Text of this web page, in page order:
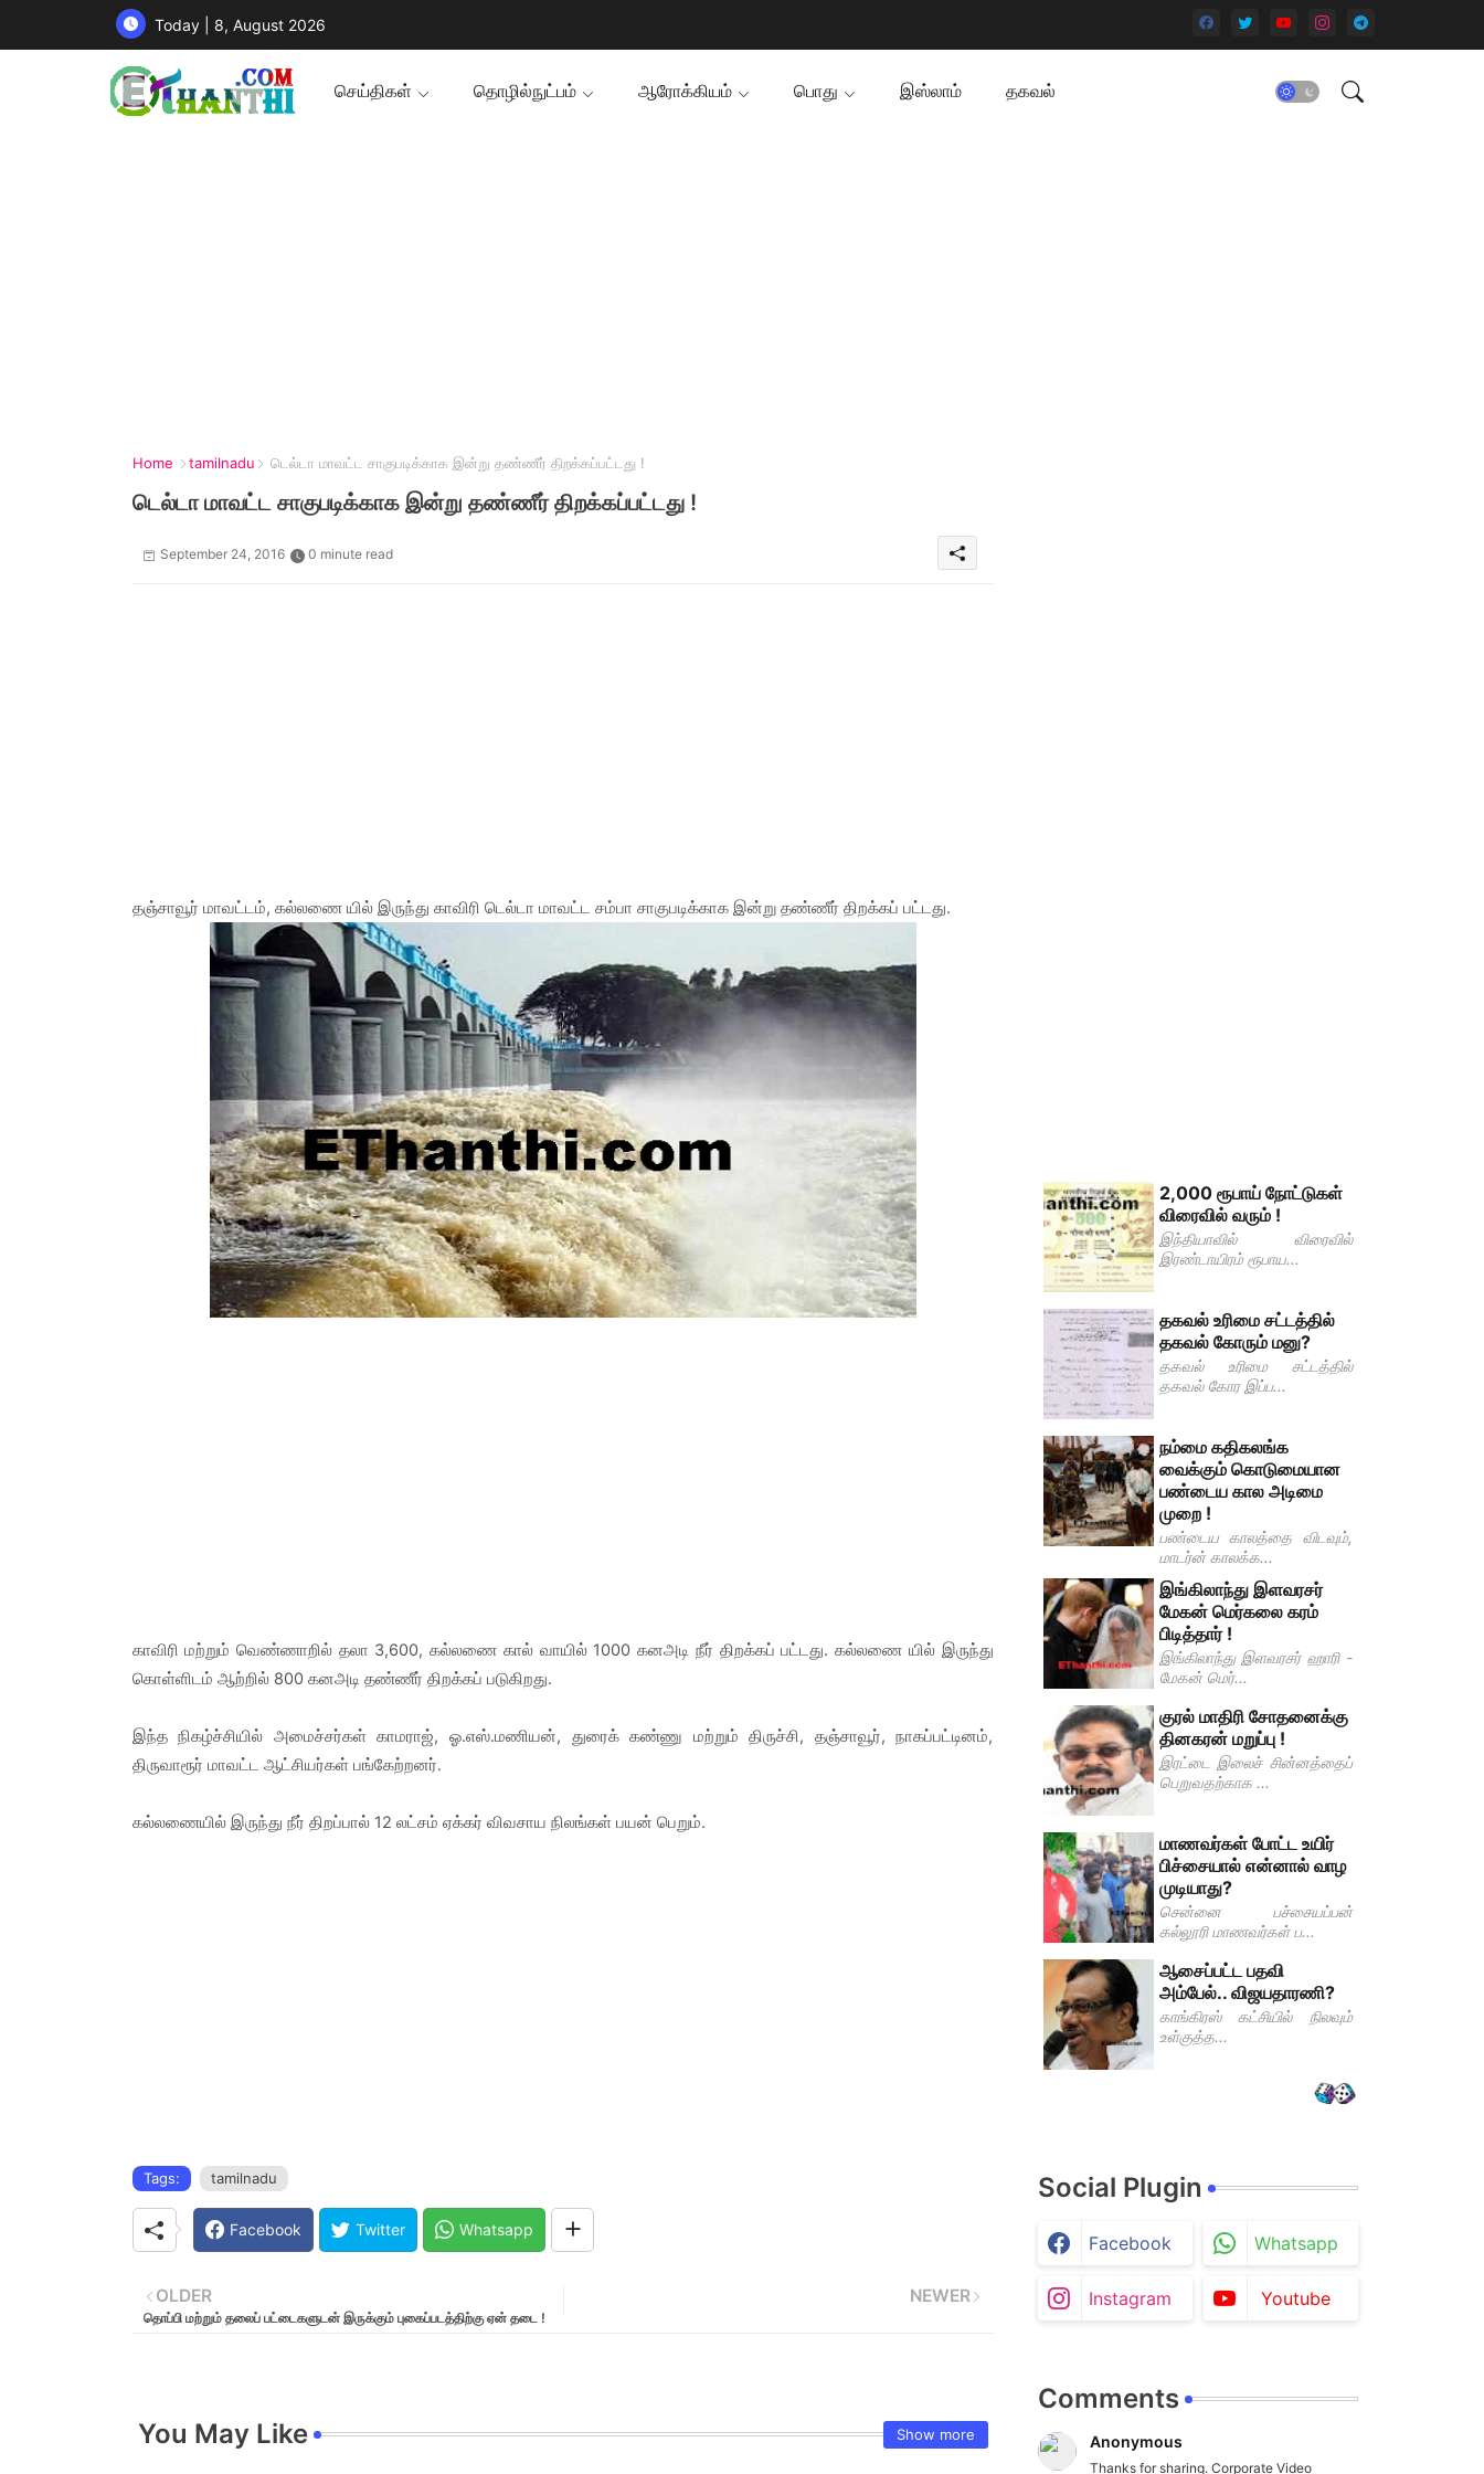
Today | 8, August 2026
செய்திகள் தொழில்நுட்பம் ஆரோக்கியம் பொது இஸ்லாம் தகவல்
Home tamilnadu டெல்டா மாவட்ட சாகுபடிக்காக இன்று தண்ணீர் திறக்கப்பட்டது !
டெல்டா மாவட்ட சாகுபடிக்காக இன்று தண்ணீர் திறக்கப்பட்டது !
September 24, 2016 0 minute read
தஞ்சாவூர் மாவட்டம், கல்லணை யில் இருந்து காவிரி டெல்டா மாவட்ட சம்பா சாகுபடிக்காக இன்று தண்ணீர் திறக்கப் பட்டது.
காவிரி மற்றும் வெண்ணாறில் தலா 3,600, கல்லணை கால் வாயில் 1000 கனஅடி நீர் திறக்கப் பட்டது. கல்லணை யில் இருந்து
கொள்ளிடம் ஆற்றில் 800 கனஅடி தண்ணீர் திறக்கப் படுகிறது.
இந்த நிகழ்ச்சியில் அமைச்சர்கள் காமராஜ், ஓ.எஸ்.மணியன், துரைக் கண்ணு மற்றும் திருச்சி, தஞ்சாவூர், நாகப்பட்டினம்,
திருவாரூர் மாவட்ட ஆட்சியர்கள் பங்கேற்றனர்.
கல்லணையில் இருந்து நீர் திறப்பால் 12 லட்சம் ஏக்கர் விவசாய நிலங்கள் பயன் பெறும்.
Tags: tamilnadu
Facebook Twitter Whatsapp
NEWER
OLDER
தொப்பி மற்றும் தலைப் பட்டைகளுடன் இருக்கும் புகைப்படத்திற்கு ஏன் தடை !
You May Like Show more
2,000 ரூபாய் நோட்டுகள்
விரைவில் வரும் !
இந்தியாவில் விரைவில்
இரண்டாயிரம் ரூபாய...
தகவல் உரிமை சட்டத்தில்
தகவல் கோரும் மனு?
தகவல் உரிமை சட்டத்தில்
தகவல் கோர இப்ப...
நம்மை கதிகலங்க
வைக்கும் கொடுமையான
பண்டைய கால அடிமை
முறை !
பண்டைய காலத்தை விடவும்,
மாடர்ன் காலக்க...
இங்கிலாந்து இளவரசர்
மேகன் மெர்கலை கரம்
பிடித்தார் !
இங்கிலாந்து இளவரசர் ஹாரி -
மேகன் மெர்...
குரல் மாதிரி சோதனைக்கு
தினகரன் மறுப்பு !
இரட்டை இலைச் சின்னத்தைப்
பெறுவதற்காக ...
மாணவர்கள் போட்ட உயிர்
பிச்சையால் என்னால் வாழ
முடியாது?
சென்னை பச்சையப்பன்
கல்லூரி மாணவர்கள் ப...
ஆசைப்பட்ட பதவி
அம்பேல்.. விஜயதாரணி?
காங்கிரஸ் கட்சியில் நிலவும்
உள்குத்த...
Social Plugin
Facebook Whatsapp
Instagram Youtube
Comments
Anonymous
Thanks for sharing. Corporate Video